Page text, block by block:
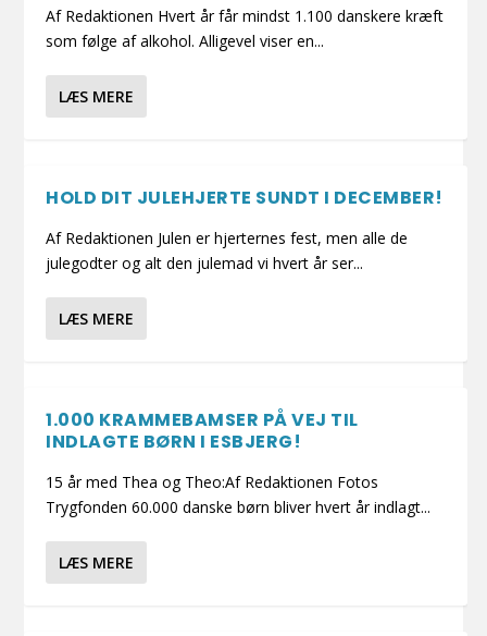
Af Redaktionen Hvert år får mindst 1.100 danskere kræft
som følge af alkohol. Alligevel viser en...
LÆS MERE
HOLD DIT JULEHJERTE SUNDT I DECEMBER!
Af Redaktionen Julen er hjerternes fest, men alle de
julegodter og alt den julemad vi hvert år ser...
LÆS MERE
1.000 KRAMMEBAMSER PÅ VEJ TIL
INDLAGTE BØRN I ESBJERG!
15 år med Thea og Theo:Af Redaktionen Fotos
Trygfonden 60.000 danske børn bliver hvert år indlagt...
LÆS MERE